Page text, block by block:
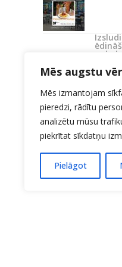
Mēs augstu
Mēs izmantojam
pieredzi, rādītu
analizētu mūsu
piekrītat sīkdatņu
Pielāgot